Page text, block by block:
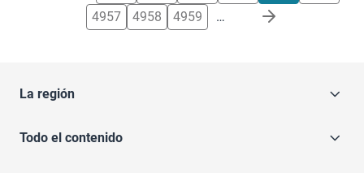
4957
4958 4959 …
La región
Todo el contenido